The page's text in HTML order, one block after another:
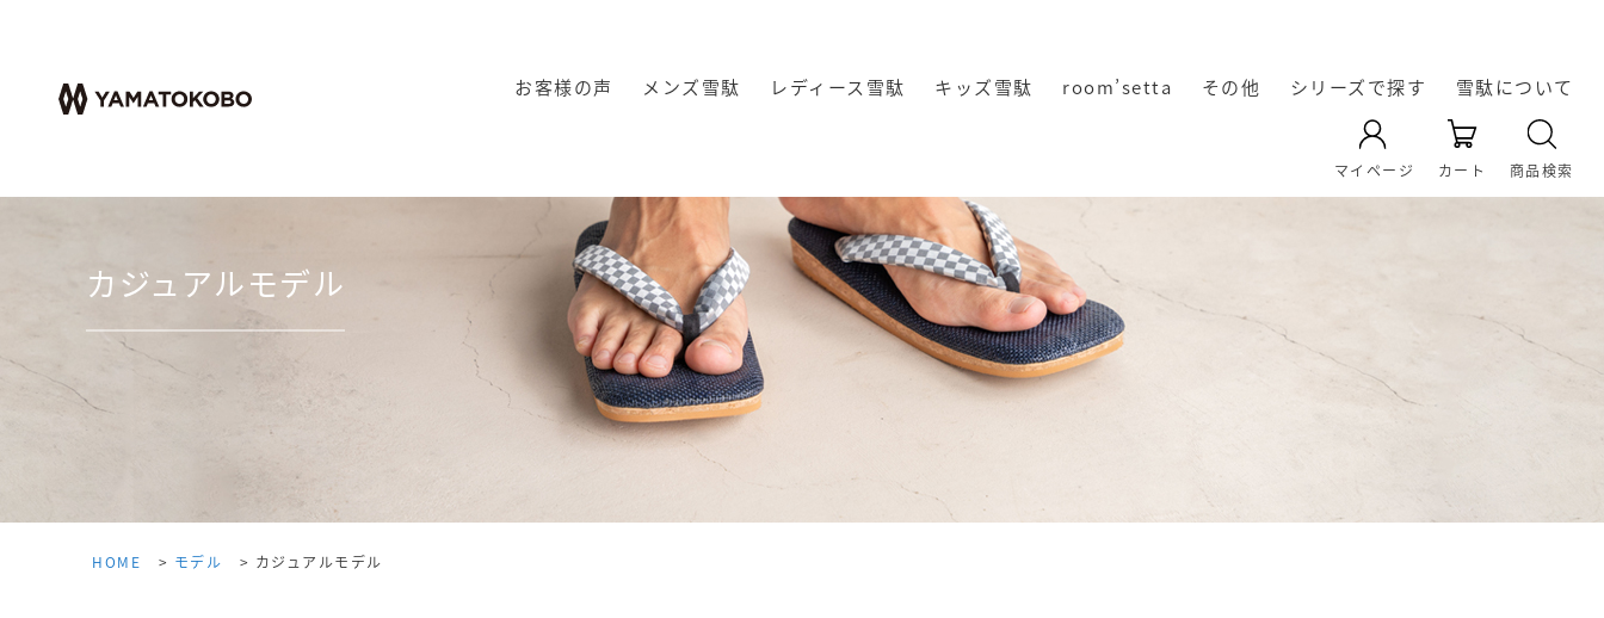
お客様の声 メンズ雪駄 レディース雪駄 キッズ雪駄 room’setta その他 シリーズで探す
Re:休
Rekyu
凛輝-rin-
レザー雪駄
暖かい冬雪駄
YAMATO KOBO -cross-
天空 TenQoo®
雪駄について
奈良の雪
駄
雪駄の起
源
雪駄の生
産
オリジナ
ル雪駄
雪駄の履
き方・選
雪駄の素
材｜い草
雪駄の素
材｜雪
マイページ カート 商品検索
カジュアルモデル
HOME モデル カジュアルモデル